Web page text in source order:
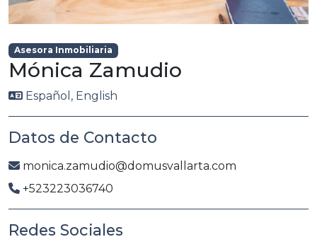
Asesora Inmobiliaria
Mónica Zamudio
Español, English
Datos de Contacto
monica.zamudio@domusvallarta.com
+523223036740
Redes Sociales